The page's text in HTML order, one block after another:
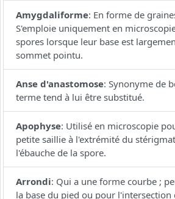
Amygdaliforme: En forme de
S'emploie uniquement en
spores lorsque leur base est
sommet pointu.
Anse d'anastomose: Synonyme de
terme tend à lui être substitué.
Apophyse: Utilisé en microscopie
petite saillie à l'extrémité du
l'ébauche de la spore.
Arrondi: Qui a une forme courbe ;
la base du pied ou pour l'intersection